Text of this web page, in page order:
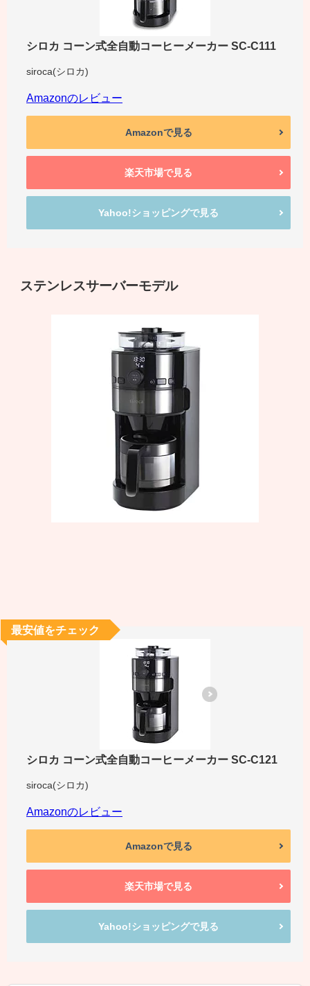
シロカ コーン式全自動コーヒーメーカー SC-C111
siroca(シロカ)
Amazonのレビュー
Amazonで見る
楽天市場で見る
Yahoo!ショッピングで見る
ステンレスサーバーモデル
シロカ コーン式全自動コーヒーメーカー SC-C121
siroca(シロカ)
Amazonのレビュー
Amazonで見る
楽天市場で見る
Yahoo!ショッピングで見る
最安値をチェック